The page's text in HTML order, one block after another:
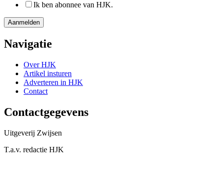
Ik ben abonnee van HJK.
Navigatie
Over HJK
Artikel insturen
Adverteren in HJK
Contact
Contactgegevens
Uitgeverij Zwijsen
T.a.v. redactie HJK